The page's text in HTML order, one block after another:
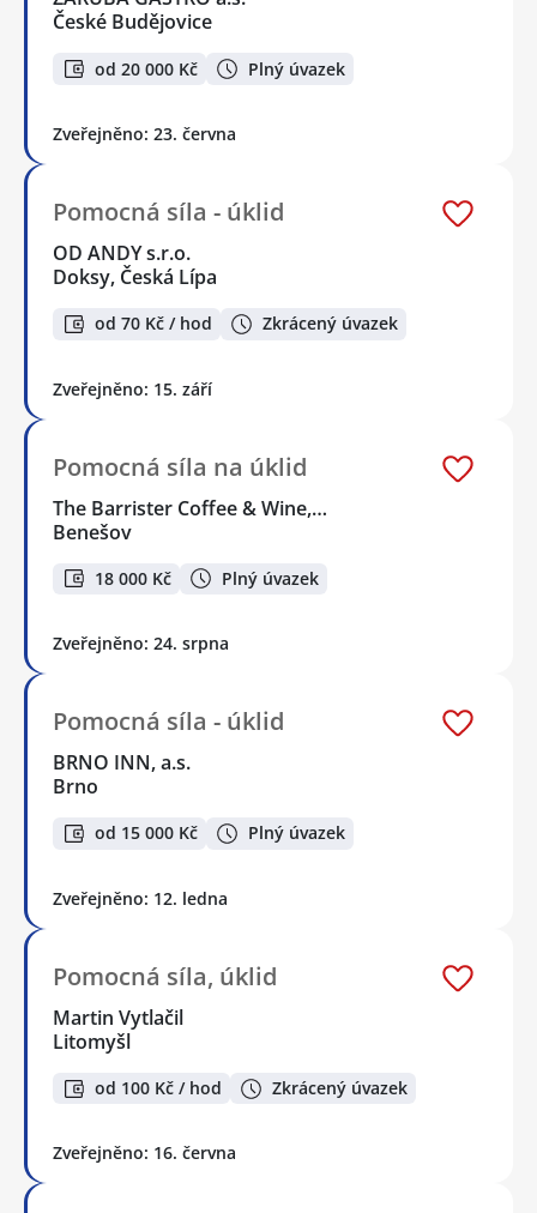
České Budějovice
od 20 000 Kč Plný úvazek
Zveřejněno: 23. června
Pomocná síla - úklid
OD ANDY s.r.o.
Doksy, Česká Lípa
od 70 Kč / hod Zkrácený úvazek
Zveřejněno: 15. září
Pomocná síla na úklid
The Barrister Coffee & Wine,…
Benešov
18 000 Kč Plný úvazek
Zveřejněno: 24. srpna
Pomocná síla - úklid
BRNO INN, a.s.
Brno
od 15 000 Kč Plný úvazek
Zveřejněno: 12. ledna
Pomocná síla, úklid
Martin Vytlačil
Litomyšl
od 100 Kč / hod Zkrácený úvazek
Zveřejněno: 16. června